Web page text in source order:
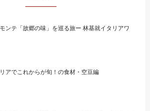
ンテ「故郷の味」を巡る旅ー 林基就イタリアワ
アでこれからが旬！の食材・空豆編